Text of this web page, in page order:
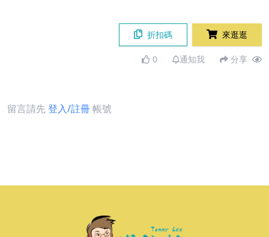
折扣碼 來逛逛
0 通知我 分享
留言請先登入/註冊帳號